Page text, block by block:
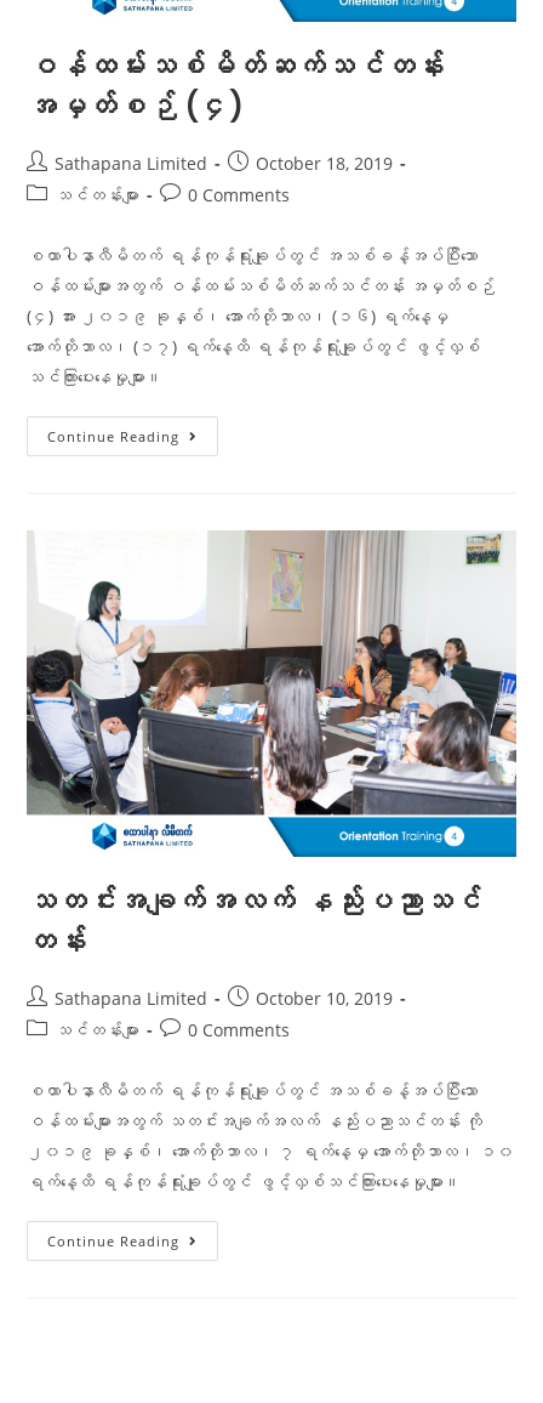
ဝန်ထမ်းသစ်မိတ်ဆက်သင်တန်း
အမှတ်စဉ် (၄)
Sathapana Limited
October 18, 2019
သင်တန်းများ
0 Comments
စထာပါနာလီမိတက် ရန်ကုန်ရုံးချုပ်တွင် အသစ်ခန့်အပ်ပြီးသော
ဝန်ထမ်းများအတွက် ဝန်ထမ်းသစ်မိတ်ဆက်သင်တန်း အမှတ်စဉ်
(၄) အား ၂၀၁၉ ခုနှစ်၊ အောက်တိုဘာလ၊ (၁၆) ရက်နေ့မှ
အောက်တိုဘာလ၊ (၁၇) ရက်နေ့ထိ ရန်ကုန်ရုံးချုပ်တွင် ဖွင့်လှစ်
သင်ကြားပေးနေမှုများ။
Continue Reading
သတင်းအချက်အလက် နည်းပညာသင်
တန်း
Sathapana Limited
October 10, 2019
သင်တန်းများ
0 Comments
စထာပါနာလီမိတက် ရန်ကုန်ရုံးချုပ်တွင် အသစ်ခန့်အပ်ပြီးသော
ဝန်ထမ်းများအတွက် သတင်းအချက်အလက် နည်းပညာသင်တန်း ကို
၂၀၁၉ ခုနှစ်၊ အောက်တိုဘာလ၊ ၇ ရက်နေ့မှ အောက်တိုဘာလ၊ ၁၀
ရက်နေ့ထိ ရန်ကုန်ရုံးချုပ်တွင် ဖွင့်လှစ်သင်ကြားပေးနေမှုများ။
Continue Reading